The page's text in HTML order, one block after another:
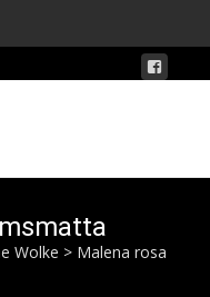
Wolke > Malena rosa